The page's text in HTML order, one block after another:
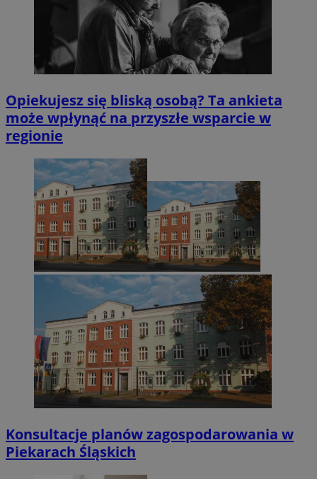
Opiekujesz się bliską osobą? Ta ankieta
może wpłynąć na przyszłe wsparcie w
regionie
Konsultacje planów zagospodarowania w
Piekarach Śląskich